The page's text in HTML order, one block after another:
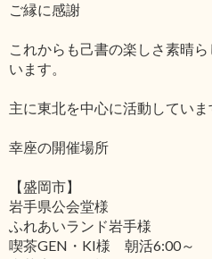
ご縁に感謝
これからも己書の楽しさ素晴
います。
主に東北を中心に活動していま
幸座の開催場所
【盛岡市】
岩手県公会堂様
ふれあいランド岩手様
喫茶GEN・KI様 朝活6:00～